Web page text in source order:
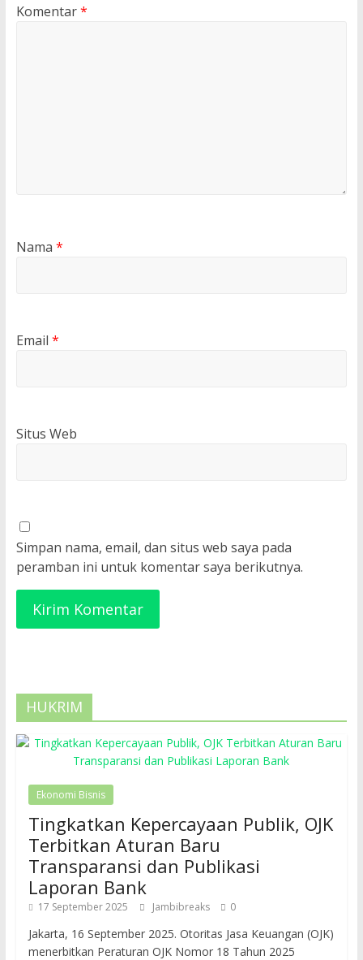
Komentar*
Nama *
Email *
Situs Web
Simpan nama, email, dan situs web saya pada
peramban ini untuk komentar saya berikutnya.
HUKRIM
Ekonomi Bisnis
Tingkatkan Kepercayaan Publik, OJK
Terbitkan Aturan Baru
Transparansi dan Publikasi
Laporan Bank
17 September 2025 Jambibreaks 0
Jakarta, 16 September 2025. Otoritas Jasa Keuangan (OJK)
menerbitkan Peraturan OJK Nomor 18 Tahun 2025